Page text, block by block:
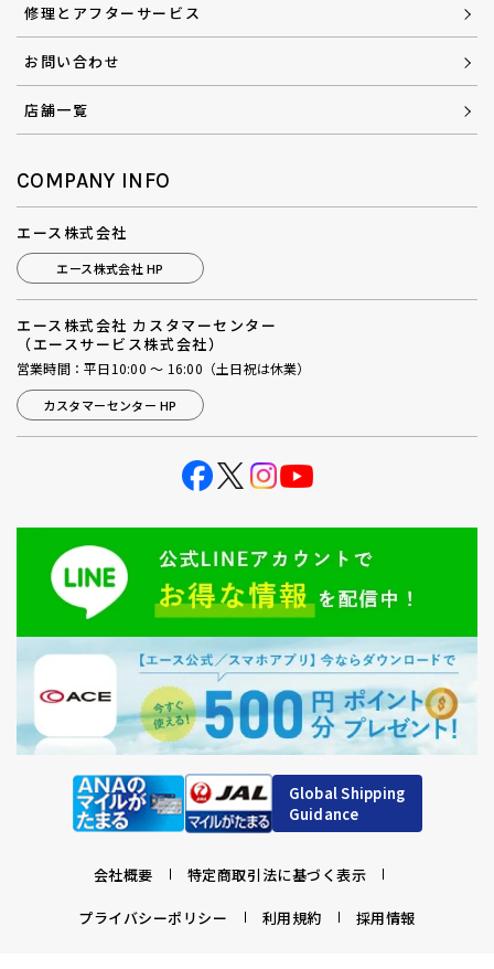
修理とアフターサービス
お問い合わせ
店舗一覧
COMPANY INFO
エース株式会社
エース株式会社 HP
エース株式会社 カスタマーセンター
（エースサービス株式会社）
営業時間：平日10:00 ～ 16:00（土日祝は休業）
カスタマーセンター HP
Global Shipping
Guidance
会社概要 特定商取引法に基づく表示
プライバシーポリシー 利用規約 採用情報